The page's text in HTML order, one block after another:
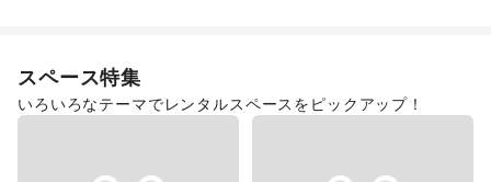
スペース特集
いろいろなテーマでレンタルスペースをピックアップ！